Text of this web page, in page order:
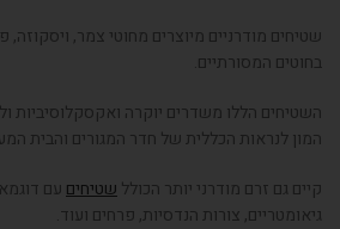
שטיחים מודרניים מיוצרים מחוטי צמר, ויסקוזה,
בחוטים המסורתיים.
השטיחים הללו משדרים יוקרה ואקסקלוסיביות
המון לנראות הכללית של חדר המגורים והבית
קיים גם זרם מודרני יותר הכולל שטיחים עם
גיאומטריים, צורות הנדסיות, פרחים ועוד.